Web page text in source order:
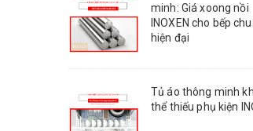
minh: Giá xoong nồi
INOXEN cho bếp
hiện đại
Tủ áo thông minh
thể thiếu phụ kiện